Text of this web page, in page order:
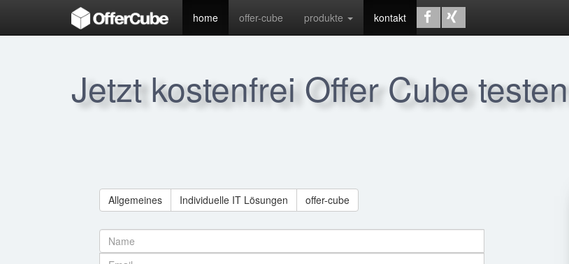
home offer-cube produkte kontakt
Jetzt kostenfrei Offer Cube testen
Allgemeines Individuelle IT Lösungen offer-cube